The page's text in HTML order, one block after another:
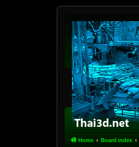
Home Board index